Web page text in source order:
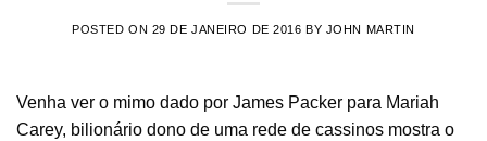
POSTED ON 29 DE JANEIRO DE 2016 BY JOHN MARTIN
Venha ver o mimo dado por James Packer para Mariah
Carey, bilionário dono de uma rede de cassinos mostra o